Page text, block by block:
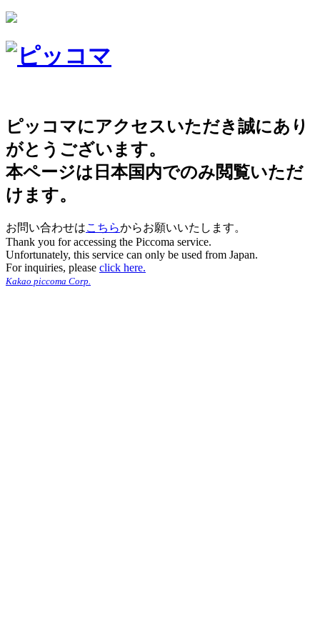
ピッコマにアクセスいただき誠にあり
がとうございます。
本ページは日本国内でのみ閲覧いただ
けます。
お問い合わせはこちらからお願いいたします。
Thank you for accessing the Piccoma service.
Unfortunately, this service can only be used from Japan.
For inquiries, please click here.
Kakao piccoma Corp.